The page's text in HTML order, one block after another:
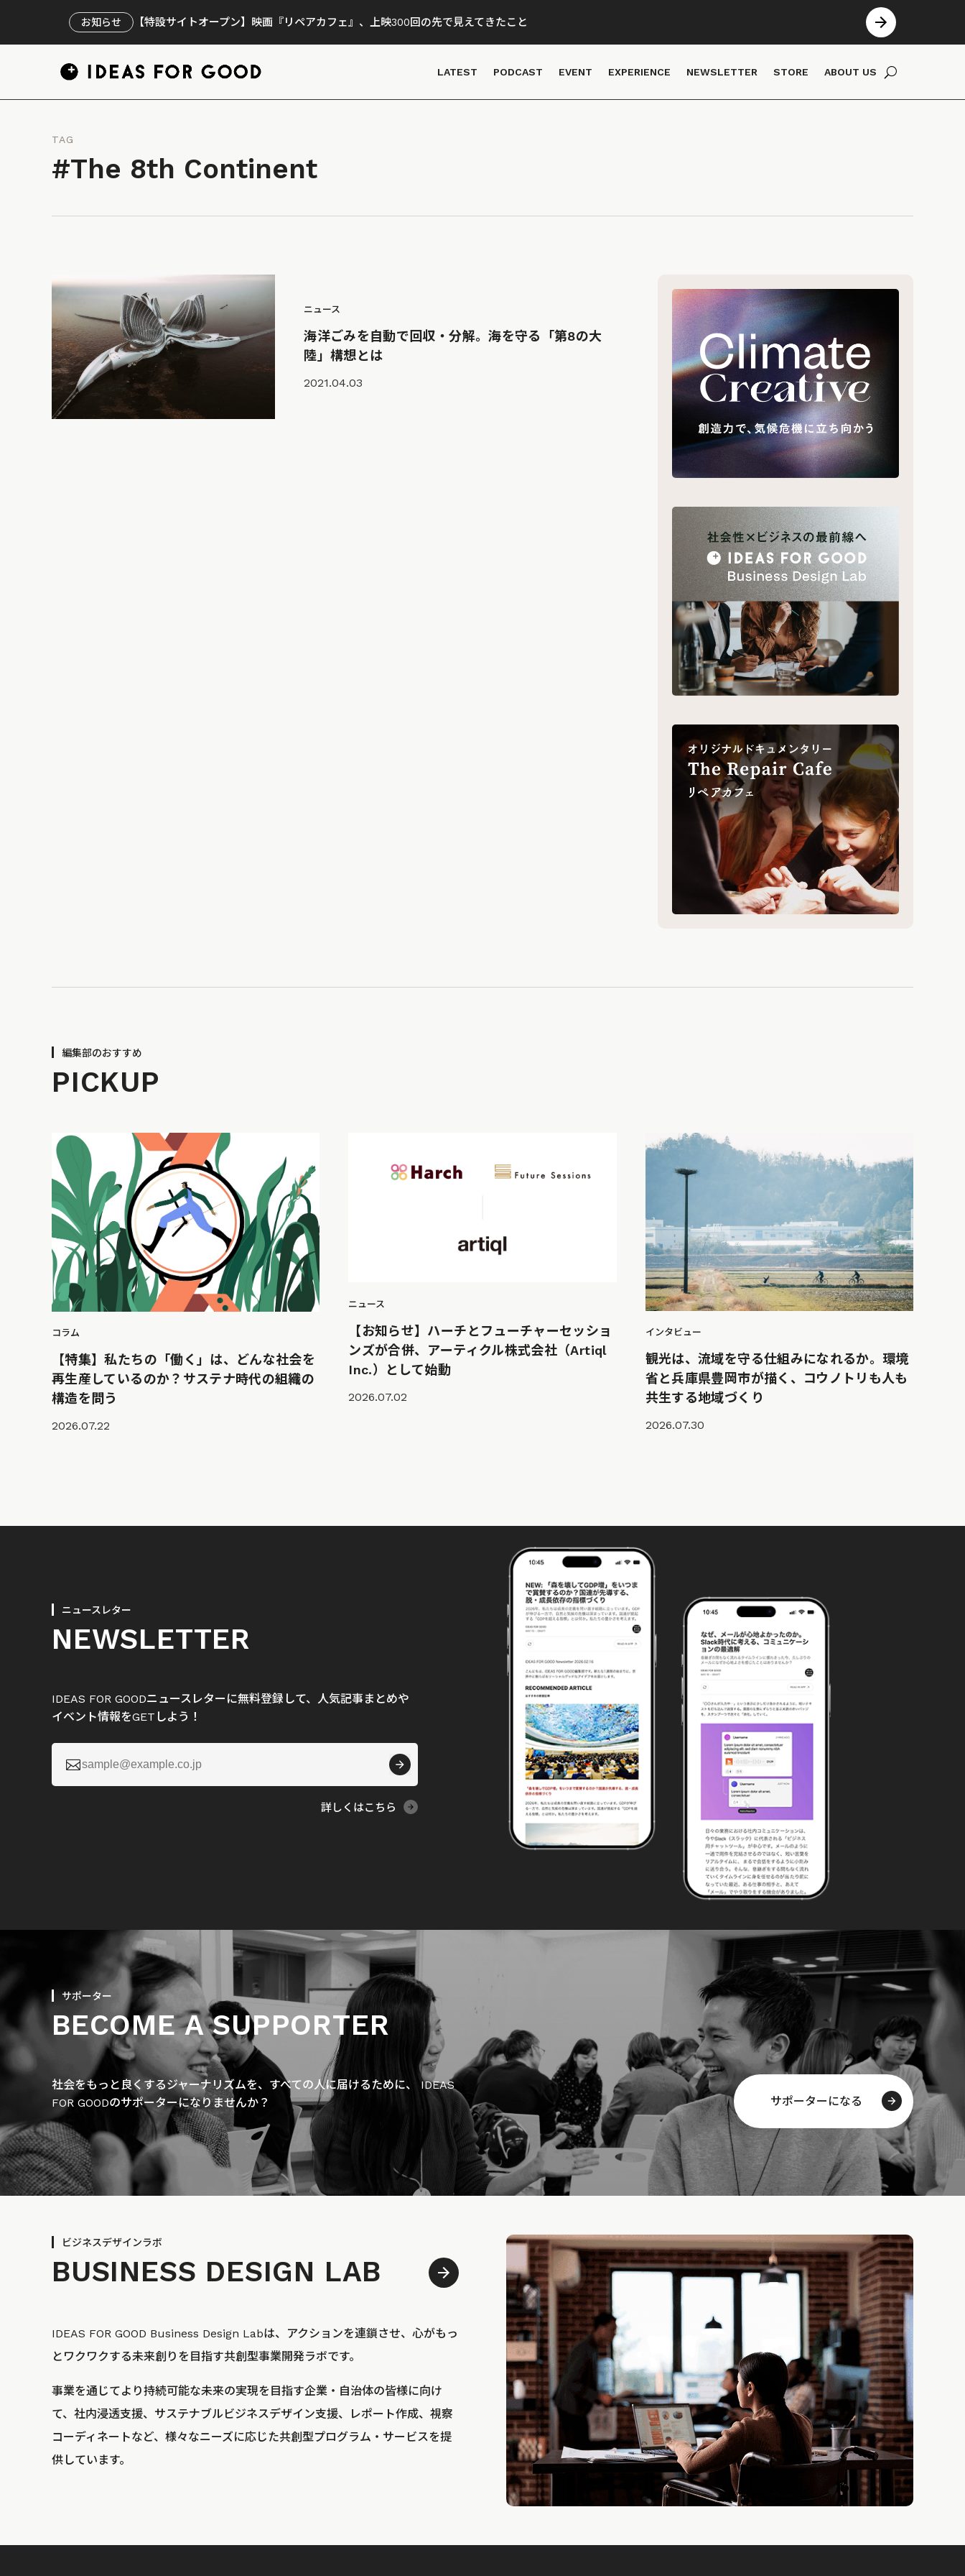
お知らせ 【特設サイトオープン】映画『リペアカフェ』、上映300回の先で見えてきたこと
LATEST PODCAST EVENT EXPERIENCE NEWSLETTER STORE ABOUT US
TAG
#The 8th Continent
ニュース
海洋ごみを自動で回収・分解。海を守る「第8の大
陸」構想とは
2021.04.03
編集部のおすすめ
PICKUP
コラム
【特集】私たちの「働く」は、どんな社会を
再生産しているのか？サステナ時代の組織の
構造を問う
2026.07.22
ニュース
【お知らせ】ハーチとフューチャーセッショ
ンズが合併、アーティクル株式会社（Artiql
Inc.）として始動
2026.07.02
インタビュー
観光は、流域を守る仕組みになれるか。環境
省と兵庫県豊岡市が描く、コウノトリも人も
共生する地域づくり
2026.07.30
ニュースレター
NEWSLETTER
IDEAS FOR GOODニュースレターに無料登録して、人気記事まとめや
イベント情報をGETしよう！

詳しくはこちら
サポーター
BECOME A SUPPORTER
社会をもっと良くするジャーナリズムを、すべての人に届けるために、 IDEAS
FOR GOODのサポーターになりませんか？
サポーターになる
ビジネスデザインラボ
BUSINESS DESIGN LAB
IDEAS FOR GOOD Business Design Labは、アクションを連鎖させ、心がもっ
とワクワクする未来創りを目指す共創型事業開発ラボです。
事業を通じてより持続可能な未来の実現を目指す企業・自治体の皆様に向け
て、社内浸透支援、サステナブルビジネスデザイン支援、レポート作成、視察
コーディネートなど、様々なニーズに応じた共創型プログラム・サービスを提
供しています。